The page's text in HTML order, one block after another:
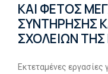
KΑΙ ΦΕΤΟΣ
ΣΥΝΤΗΡΗΣΗΣ
ΣΧΟΛΕΙΩΝ
Εκτεταμένες εργασίες